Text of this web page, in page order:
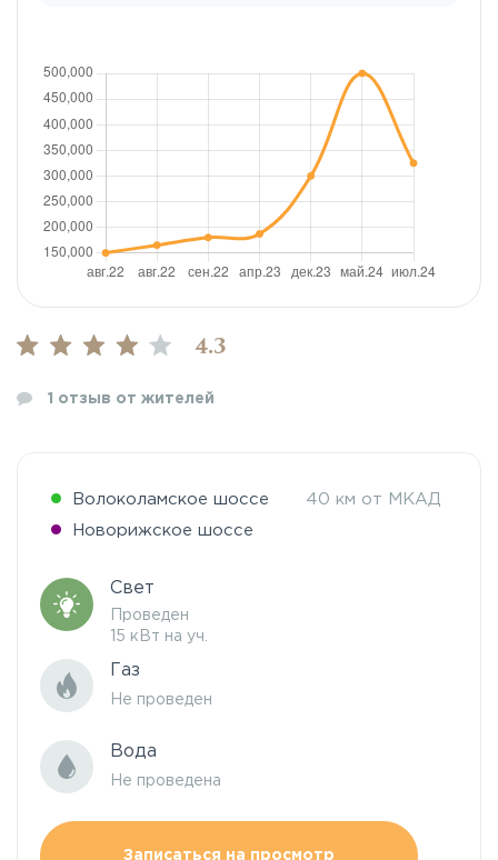
4.3
1 отзыв от жителей
Волоколамское шоссе 40 км от МКАД
Новорижское шоссе
Свет
Проведен
15 кВт на уч.
Газ
Не проведен
Вода
Не проведена
Записаться на просмотр